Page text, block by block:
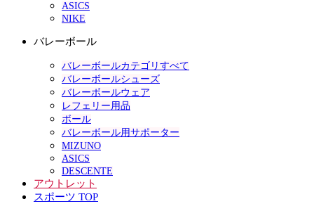
ASICS
NIKE
バレーボール
バレーボールカテゴリすべて
バレーボールシューズ
バレーボールウェア
レフェリー用品
ボール
バレーボール用サポーター
MIZUNO
ASICS
DESCENTE
アウトレット
スポーツ TOP